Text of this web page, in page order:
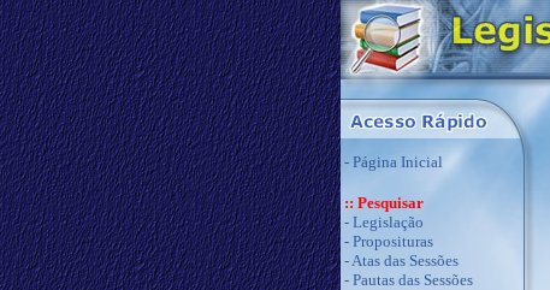
- Página Inicial
:: Pesquisar
- Legislação
- Proposituras
-Atas das Sessões
- Pautas das Sessões